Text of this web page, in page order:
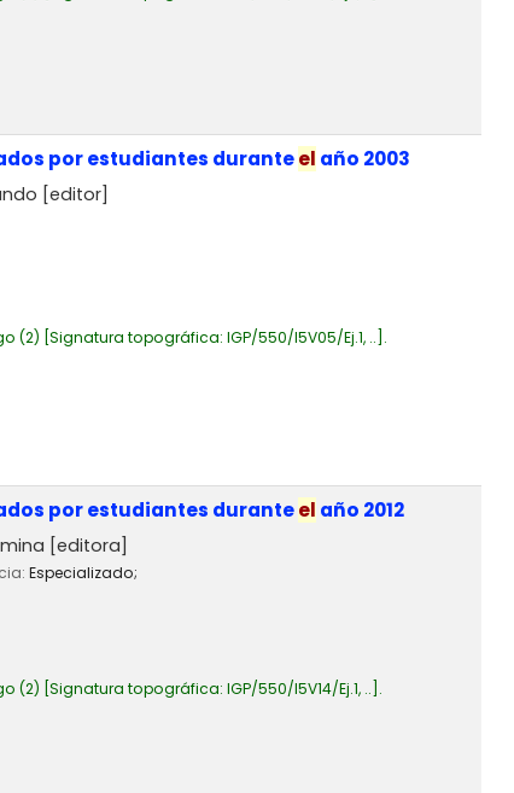
por estudiantes duranteel año 2003
[editor]
(2) Signatura topográfica: IGP/550/I5V05/Ej.1, .. .
por estudiantes duranteel año 2012
[editora]
Especializado;
(2) Signatura topográfica: IGP/550/I5V14/Ej.1, .. .